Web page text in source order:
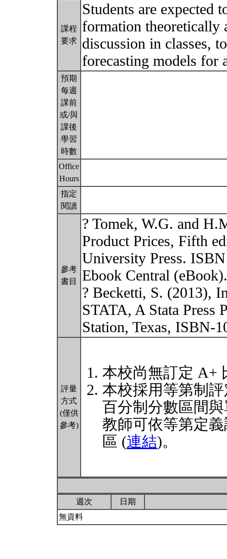
課程
要求
Students are expected
formation theoretically
discussion in classes,
forecasting models
預期
每週
課前
或/與
課後
學習
時數
Office
Hours
指定
閱讀
參考
書目
? Tomek, W.G. and
Product Prices, Fifth
University Press.
Ebook Central (eBook).
? Becketti, S. (2013),
STATA, A Stata Press
Station, Texas, ISBN-
評量
方式
(僅供
參考)
本校尚無訂定 A+
本校採用等第制
百分制分數區間
教師可依等第定
區 (連結)。
週次
日期
無資料